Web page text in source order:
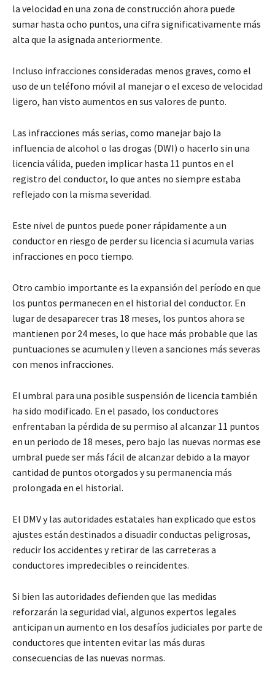
la velocidad en una zona de construcción ahora puede
sumar hasta ocho puntos, una cifra significativamente más
alta que la asignada anteriormente.
Incluso infracciones consideradas menos graves, como el
uso de un teléfono móvil al manejar o el exceso de velocidad
ligero, han visto aumentos en sus valores de punto.
Las infracciones más serias, como manejar bajo la
influencia de alcohol o las drogas (DWI) o hacerlo sin una
licencia válida, pueden implicar hasta 11 puntos en el
registro del conductor, lo que antes no siempre estaba
reflejado con la misma severidad.
Este nivel de puntos puede poner rápidamente a un
conductor en riesgo de perder su licencia si acumula varias
infracciones en poco tiempo.
Otro cambio importante es la expansión del período en que
los puntos permanecen en el historial del conductor. En
lugar de desaparecer tras 18 meses, los puntos ahora se
mantienen por 24 meses, lo que hace más probable que las
puntuaciones se acumulen y lleven a sanciones más severas
con menos infracciones.
El umbral para una posible suspensión de licencia también
ha sido modificado. En el pasado, los conductores
enfrentaban la pérdida de su permiso al alcanzar 11 puntos
en un periodo de 18 meses, pero bajo las nuevas normas ese
umbral puede ser más fácil de alcanzar debido a la mayor
cantidad de puntos otorgados y su permanencia más
prolongada en el historial.
El DMV y las autoridades estatales han explicado que estos
ajustes están destinados a disuadir conductas peligrosas,
reducir los accidentes y retirar de las carreteras a
conductores impredecibles o reincidentes.
Si bien las autoridades defienden que las medidas
reforzarán la seguridad vial, algunos expertos legales
anticipan un aumento en los desafíos judiciales por parte de
conductores que intenten evitar las más duras
consecuencias de las nuevas normas.